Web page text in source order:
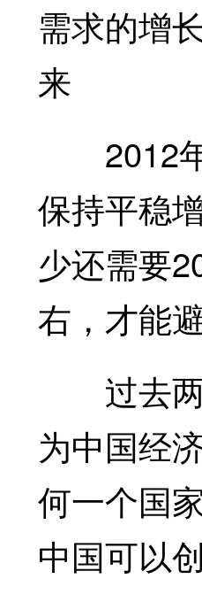
需求的增
来
2012年
保持平稳
少还需要
右，才能
过去两
为中国经
何一个国
中国可以